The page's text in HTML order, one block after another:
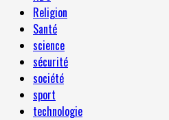
Religion
Santé
science
sécurité
société
sport
technologie